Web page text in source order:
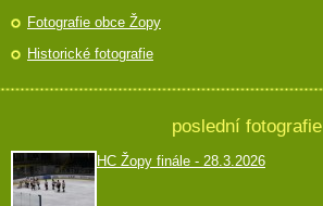
Fotografie obce Žopy
Historické fotografie
poslední fotografie
HC Žopy finále - 28.3.2026